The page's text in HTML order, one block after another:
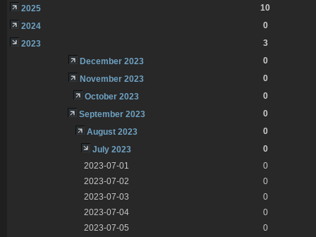
2025
10
2024
0
2023
3
December 2023
0
November 2023
0
October 2023
0
September 2023
0
August 2023
0
July 2023
0
2023-07-01
0
2023-07-02
0
2023-07-03
0
2023-07-04
0
2023-07-05
0